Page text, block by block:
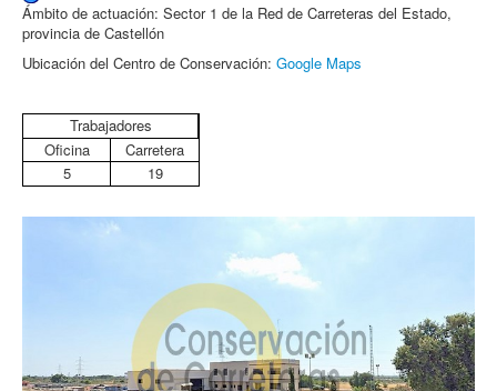
Ámbito de actuación: Sector 1 de la Red de Carreteras del Estado,
provincia de Castellón
Ubicación del Centro de Conservación: Google Maps
Trabajadores
Oficina
Carretera
5
19